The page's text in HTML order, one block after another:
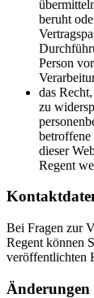
beruht
Person
das
zu
betroffene
dieser
Regent
Bei Fragen zur
Regent können
veröffentlichten